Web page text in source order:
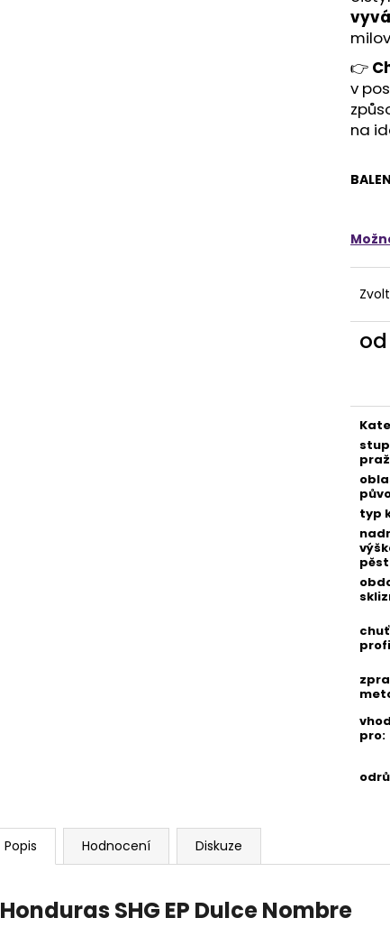
👉
v
na
typ
pro:
Popis Hodnocení Diskuze
Honduras SHG EP Dulce Nombre